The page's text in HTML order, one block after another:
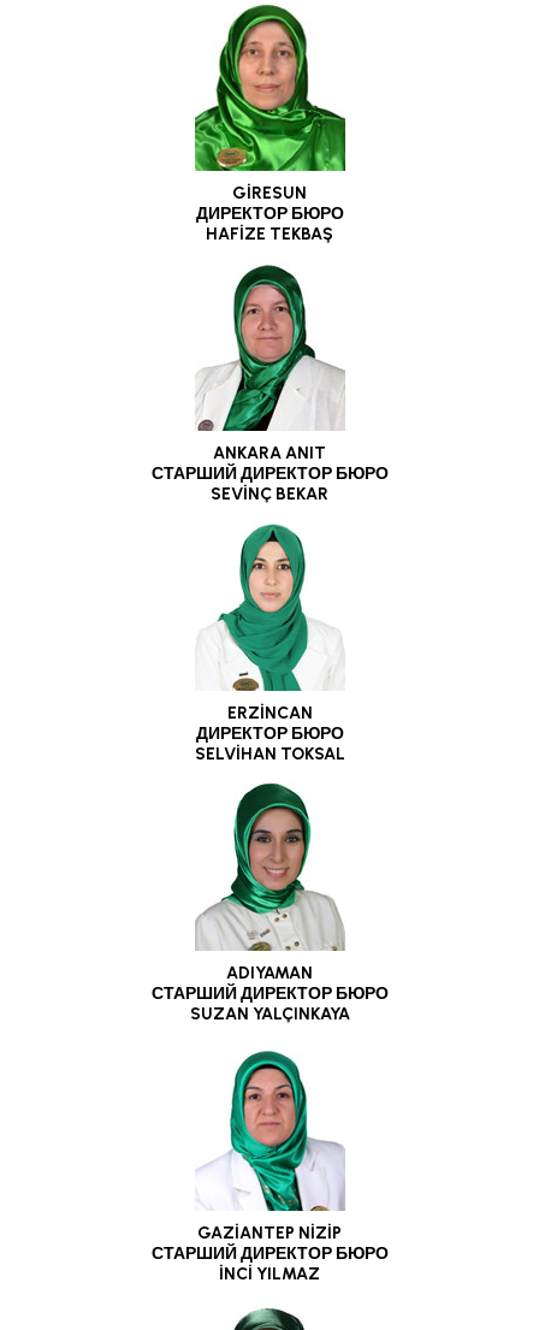
GİRESUN
ДИРЕКТОР БЮРО
HAFİZE TEKBAŞ
ANKARA ANIT
СТАРШИЙ ДИРЕКТОР БЮРО
SEVİNÇ BEKAR
ERZİNCAN
ДИРЕКТОР БЮРО
SELVİHAN TOKSAL
ADIYAMAN
СТАРШИЙ ДИРЕКТОР БЮРО
SUZAN YALÇINKAYA
GAZİANTEP NİZİP
СТАРШИЙ ДИРЕКТОР БЮРО
İNCİ YILMAZ